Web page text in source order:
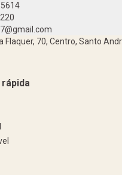
Flaquer, 70, Centro, Santo
rápida